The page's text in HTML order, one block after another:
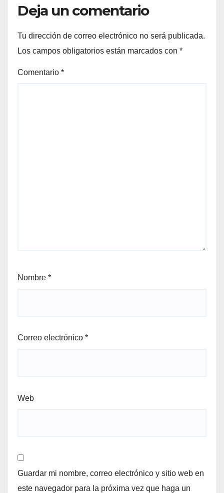
Deja un comentario
Tu dirección de correo electrónico no será publicada.
Los campos obligatorios están marcados con *
Comentario *
Nombre *
Correo electrónico *
Web
Guardar mi nombre, correo electrónico y sitio web en
este navegador para la próxima vez que haga un